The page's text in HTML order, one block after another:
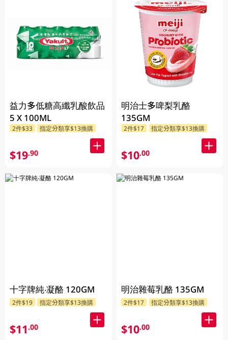
益力多低糖高纖乳酸飲品
5 X 100ML
2件$33 指定分類享$13換購
$19.90
十字牌純‧凝酪 120GM
2件$19 指定分類享$13換購
$11.00
明治士多啤梨乳酪
135GM
2件$17 指定分類享$13換購
$10.00
明治雜莓乳酪 135GM
2件$17 指定分類享$13換購
$10.00